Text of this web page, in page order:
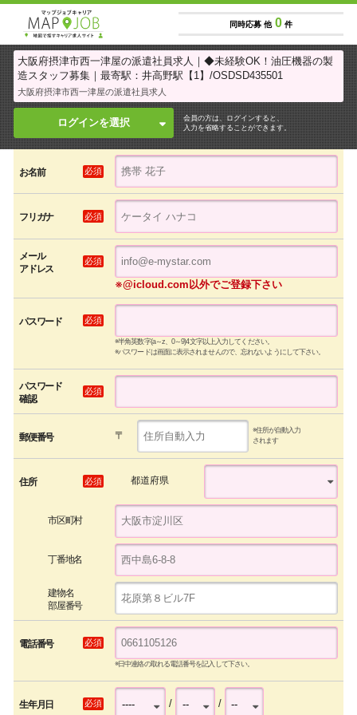
同時応募 他 0 件
大阪府摂津市西一津屋の派遣社員求人｜◆未経験OK！油圧機器の製
造スタッフ募集｜最寄駅：井高野駅【1】/OSDSD435501
大阪府摂津市西一津屋の派遣社員求人
ログインを選択
会員の方は、ログインすると、
入力を省略することができます。
お名前 必須
フリガナ 必須
メール
アドレス
必須
※@icloud.com以外でご登録下さい
パスワード 必須
※半角英数字(a～z、0～9)4文字以上入力してください。
※パスワードは画面に表示されませんので、忘れないようにして下さい。
パスワード
確認
必須
郵便番号 〒
※住所が自動入力
されます
住所 必須 都道府県
市区町村
丁番地名
建物名
部屋番号
電話番号 必須
※日中連絡の取れる電話番号を記入して下さい。
生年月日 必須 / /